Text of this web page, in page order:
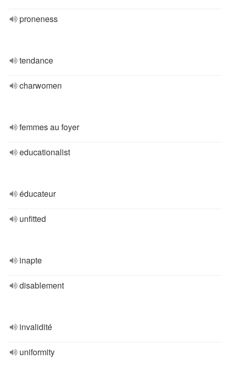
proneness
tendance
charwomen
femmes au foyer
educationalist
éducateur
unfitted
inapte
disablement
invalidité
uniformity